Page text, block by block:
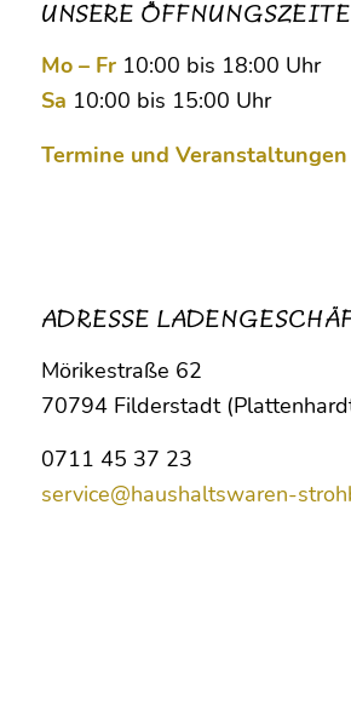
UNSERE
Mo – Fr10:00 bis 18:00 Uhr
Sa 10:00 bis 15:00 Uhr
Termine und Veranstaltungen
ADRESSE
Mörikestraße 62
70794 Filderstadt
0711 45 37 23
service@haushaltswaren-